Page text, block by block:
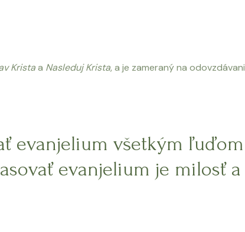
Kristaa Nasleduj Krista, a je zameraný na
evanjelium všetkým
evanjelium je milosť